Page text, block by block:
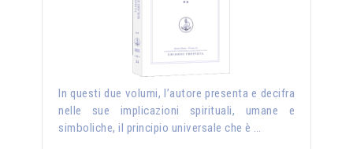
In questi due volumi, l’autore presenta e decifra
nelle sue implicazioni spirituali, umane e
simboliche, il principio universale che è …